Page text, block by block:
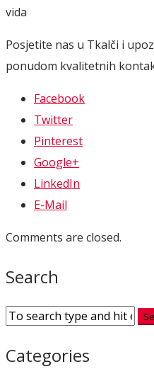
vida
Posjetite nas u Tkalči i
ponudom kvalitetnih
Facebook
Twitter
Pinterest
Google+
LinkedIn
E-Mail
Comments are closed.
Search
Categories